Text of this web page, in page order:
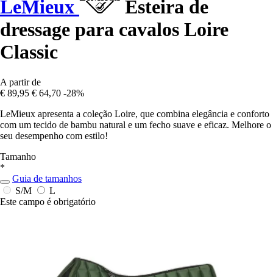
LeMieux
Esteira de
dressage para cavalos Loire
Classic
A partir de
€ 89,95 € 64,70 -28%
LeMieux apresenta a coleção Loire, que combina elegância e conforto
com um tecido de bambu natural e um fecho suave e eficaz. Melhore o
seu desempenho com estilo!
Tamanho
*
Guia de tamanhos
S/M
L
Este campo é obrigatório